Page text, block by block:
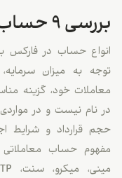
بررسی ۹ حساب معاملاتی بازار
انواع حساب در فارکس
توجه به میزان
معاملات خود، گزینه
در نام نیست و در
حجم قرارداد و شرایط
مفهوم حساب معاملاتی